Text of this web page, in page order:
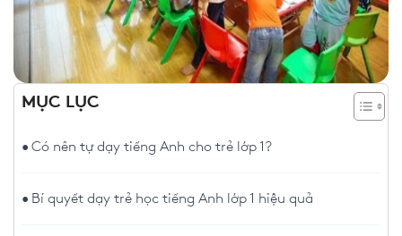
MỤC LỤC
Có nên tự dạy tiếng Anh cho trẻ lớp 1?
Bí quyết dạy trẻ học tiếng Anh lớp 1 hiệu quả